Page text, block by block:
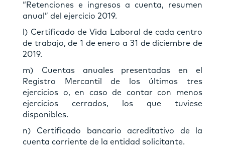
“Retenciones e ingresos a cuenta, resumen
anual” del ejercicio 2019.
l) Certificado de Vida Laboral de cada centro
de trabajo, de 1 de enero a 31 de diciembre de
2019.
m) Cuentas anuales presentadas en el
Registro Mercantil de los últimos tres
ejercicios o, en caso de contar con menos
ejercicios cerrados, los que tuviese
disponibles.
n) Certificado bancario acreditativo de la
cuenta corriente de la entidad solicitante.